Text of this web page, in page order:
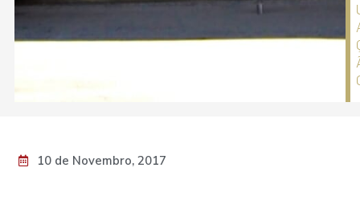
10 de Novembro, 2017